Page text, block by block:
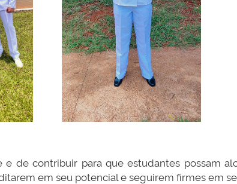
de contribuir para que estudantes possam
em seu potencial e seguirem firmes em